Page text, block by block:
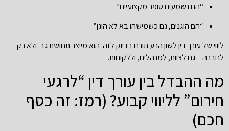
“הם נשמעים סופר מקצועיים”
“הם הוגנים, גם כשמישהו בא לא הוגן”
ליווי של עורך דין לשון הרע תורם בדיוק לזה: הוא מייצר תחושת גב. ולא רק
לחברה – גם לצוות, למנהלים, וללקוחות.
מה ההבדל בין עורך דין “לרגעי
חירום” לליווי קבוע? (רמז: זה כסף
חכם)